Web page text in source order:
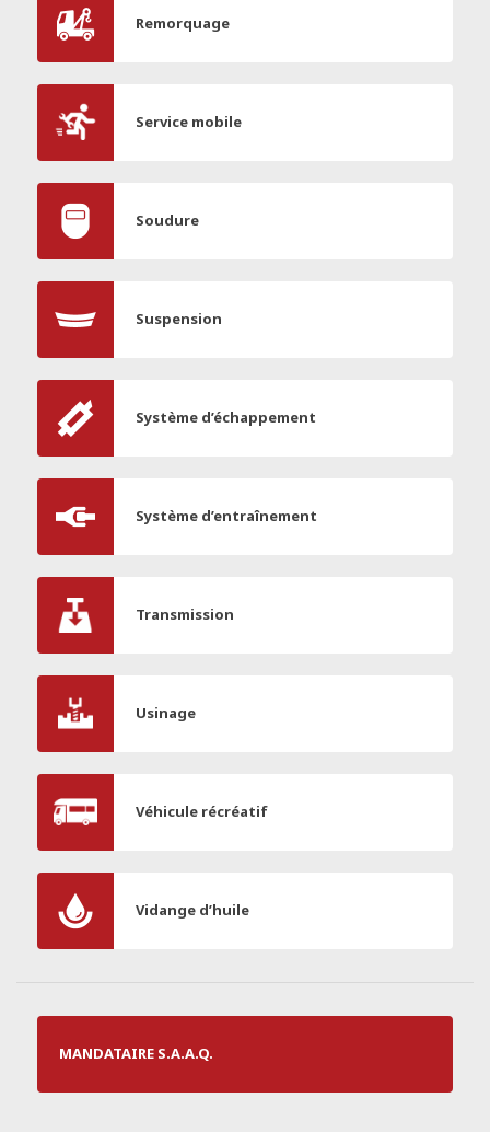
Remorquage
Service mobile
Soudure
Suspension
Système d’échappement
Système d’entraînement
Transmission
Usinage
Véhicule récréatif
Vidange d’huile
MANDATAIRE S.A.A.Q.